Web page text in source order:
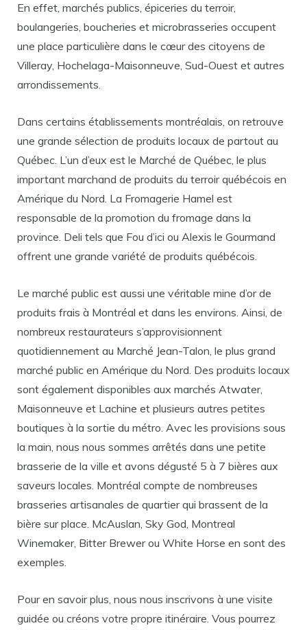
En effet, marchés publics, épiceries du terroir,
boulangeries, boucheries et microbrasseries occupent
une place particulière dans le cœur des citoyens de
Villeray, Hochelaga-Maisonneuve, Sud-Ouest et autres
arrondissements.
Dans certains établissements montréalais, on retrouve
une grande sélection de produits locaux de partout au
Québec. L’un d’eux est le Marché de Québec, le plus
important marchand de produits du terroir québécois en
Amérique du Nord. La Fromagerie Hamel est
responsable de la promotion du fromage dans la
province. Deli tels que Fou d’ici ou Alexis le Gourmand
offrent une grande variété de produits québécois.
Le marché public est aussi une véritable mine d’or de
produits frais à Montréal et dans les environs. Ainsi, de
nombreux restaurateurs s’approvisionnent
quotidiennement au Marché Jean-Talon, le plus grand
marché public en Amérique du Nord. Des produits locaux
sont également disponibles aux marchés Atwater,
Maisonneuve et Lachine et plusieurs autres petites
boutiques à la sortie du métro. Avec les provisions sous
la main, nous nous sommes arrêtés dans une petite
brasserie de la ville et avons dégusté 5 à 7 bières aux
saveurs locales. Montréal compte de nombreuses
brasseries artisanales de quartier qui brassent de la
bière sur place. McAuslan, Sky God, Montreal
Winemaker, Bitter Brewer ou White Horse en sont des
exemples.
Pour en savoir plus, nous nous inscrivons à une visite
guidée ou créons votre propre itinéraire. Vous pourrez